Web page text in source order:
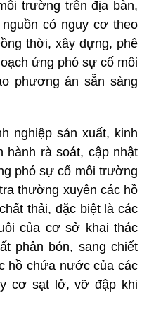
trường trên địa bàn,
có nguy cơ theo
thời, xây dựng, phê
ứng phó sự cố môi
phương án sẵn sàng
nghiệp sản xuất, kinh
hành rà soát, cập nhật
phó sự cố môi trường
thường xuyên các hồ
thải, đặc biệt là các
của cơ sở khai thác
phân bón, sang chiết
hồ chứa nước của các
cơ sạt lở, vỡ đập khi